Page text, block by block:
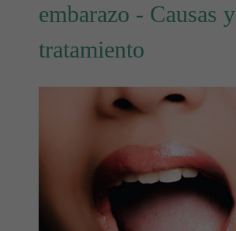
embarazo - Causas y
tratamiento